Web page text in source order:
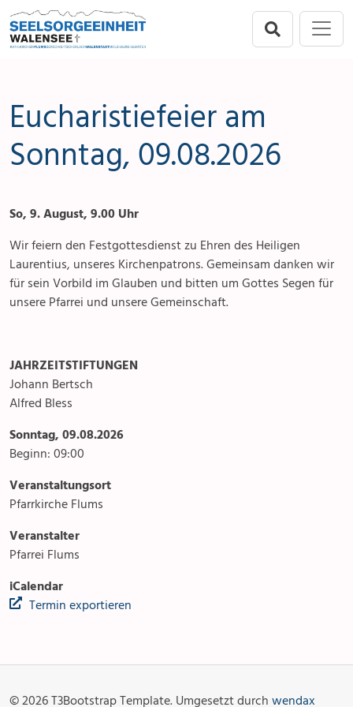
Direkt zur Hauptnavigation springen
Direkt zum Inhalt springen
Eucharistiefeier am
Sonntag, 09.08.2026
So, 9. August, 9.00 Uhr
Wir feiern den Festgottesdienst zu Ehren des Heiligen
Laurentius, unseres Kirchenpatrons. Gemeinsam danken wir
für sein Vorbild im Glauben und bitten um Gottes Segen für
unsere Pfarrei und unsere Gemeinschaft.
JAHRZEITSTIFTUNGEN
Johann Bertsch
Alfred Bless
Sonntag, 09.08.2026
Beginn: 09:00
Veranstaltungsort
Pfarrkirche Flums
Veranstalter
Pfarrei Flums
iCalendar
Termin exportieren
© 2026 T3Bootstrap Template. Umgesetzt durch wendax
Menu
Berschis-Tscherlach
Mols-Murg-Quarten
Seelsorgeeinheit
Angebote & Sakramente
Kontakte
Aktuelles & Fotogalerie
Links
Stellenangebot
Angebot & Sakramente
Aktuelles